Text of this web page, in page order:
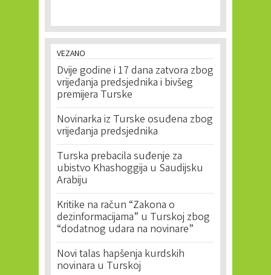
VEZANO
Dvije godine i 17 dana zatvora zbog
vrijeđanja predsjednika i bivšeg
premijera Turske
Novinarka iz Turske osuđena zbog
vrijeđanja predsjednika
Turska prebacila suđenje za
ubistvo Khashoggija u Saudijsku
Arabiju
Kritike na račun “Zakona o
dezinformacijama” u Turskoj zbog
“dodatnog udara na novinare”
Novi talas hapšenja kurdskih
novinara u Turskoj